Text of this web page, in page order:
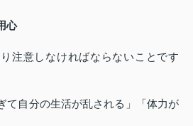
心
注意しなければならないことです
自分の生活が乱される」「体力が